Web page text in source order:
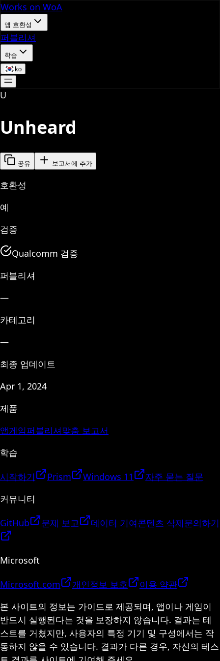
Works on WoA
앱 호환성
퍼블리셔
학습
ko
U
Unheard
공유 보고서에 추가
호환성
예
검증
Qualcomm 검증
퍼블리셔
—
카테고리
—
최종 업데이트
Apr 1, 2024
제품
앱게임퍼블리셔맞춤 보고서
학습
시작하기 Prism Windows 11
자주 묻는 질문
커뮤니티
GitHub 문제 보고 데이터 기여콘텐츠 삭제문의하기
Microsoft
Microsoft.com 개인정보 보호
이용 약관
본 사이트의 정보는 가이드로 제공되며, 앱이나 게임이
반드시 실행된다는 것을 보장하지 않습니다. 결과는 테
스트를 거쳤지만, 사용자의 특정 기기 및 구성에서는 작
동하지 않을 수 있습니다. 결과가 다른 경우, 자신의 테스